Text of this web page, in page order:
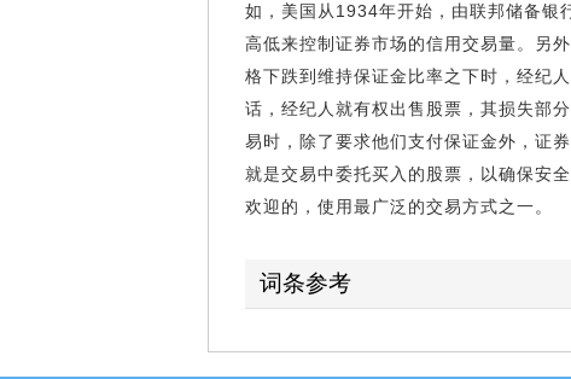
如，美国从1934年开始，由联邦储备银
高低来控制证券市场的信用交易量。另
格下跌到维持保证金比率之下时，经纪
话，经纪人就有权出售股票，其损失部
易时，除了要求他们支付保证金外，证
就是交易中委托买入的股票，以确保安
欢迎的，使用最广泛的交易方式之一。
词条参考